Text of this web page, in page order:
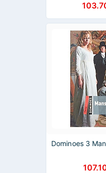
Dominoes 3